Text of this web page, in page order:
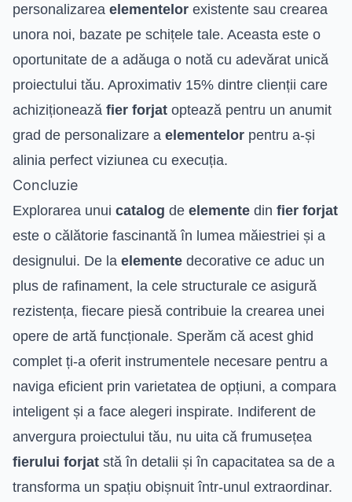
personalizarea elementelor existente sau crearea
unora noi, bazate pe schițele tale. Aceasta este o
oportunitate de a adăuga o notă cu adevărat unică
proiectului tău. Aproximativ 15% dintre clienții care
achiziționează fier forjat optează pentru un anumit
grad de personalizare a elementelor pentru a-și
alinia perfect viziunea cu execuția.
Concluzie
Explorarea unui catalog de elemente din fier forjat
este o călătorie fascinantă în lumea măiestriei și a
designului. De la elemente decorative ce aduc un
plus de rafinament, la cele structurale ce asigură
rezistența, fiecare piesă contribuie la crearea unei
opere de artă funcționale. Sperăm că acest ghid
complet ți-a oferit instrumentele necesare pentru a
naviga eficient prin varietatea de opțiuni, a compara
inteligent și a face alegeri inspirate. Indiferent de
anvergura proiectului tău, nu uita că frumusețea
fierului forjat stă în detalii și în capacitatea sa de a
transforma un spațiu obișnuit într-unul extraordinar.